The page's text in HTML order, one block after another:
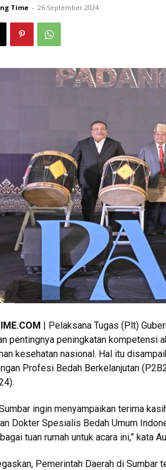
Time - 26 September 2024
| Pelaksana Tugas (Plt)
pentingnya peningkatan kompetensi
kesehatan nasional. Hal itu
Profesi Bedah Berkelanjutan
ingin menyampaikan terima
Dokter Spesialis Bedah Umum
tuan rumah untuk acara ini,” kata
Pemerintah Daerah di Sumbar